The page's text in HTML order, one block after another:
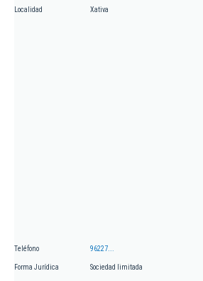
Localidad Xativa
Teléfono 96227...
Forma Jurídica Sociedad limitada